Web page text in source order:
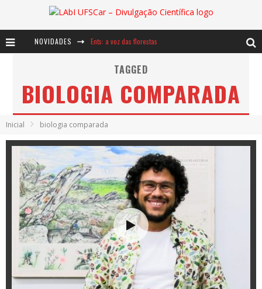
NOVIDADES Ents: a voz das florestas
Notáveis: Bertha Lutz
TAGGED
BIOLOGIA COMPARADA
Inicial biologia comparada